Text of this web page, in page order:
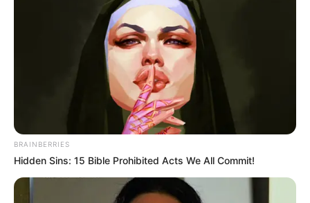
BRAINBERRIES
Hidden Sins: 15 Bible Prohibited Acts We All Commit!